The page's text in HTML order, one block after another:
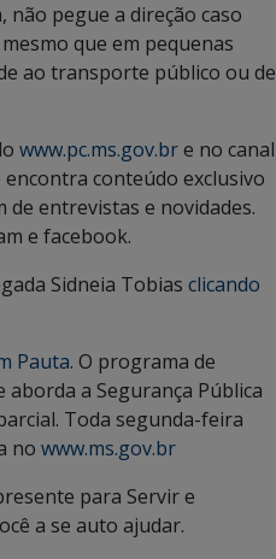
não pegue a direção caso
que em pequenas
ao transporte público ou de
www.pc.ms.gov.bre no canal
encontra conteúdo exclusivo
de entrevistas e novidades.
e facebook.
Sidneia Tobias clicando
Pauta. O programa de
aborda a Segurança Pública
Toda segunda-feira
no www.ms.gov.br
para Servir e
a se auto ajudar.